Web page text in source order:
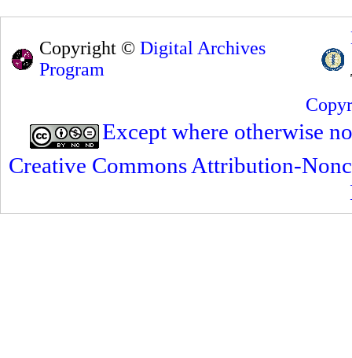
Copyright © Digital Archives
Program
Except where otherwise
Creative Commons Attribution-